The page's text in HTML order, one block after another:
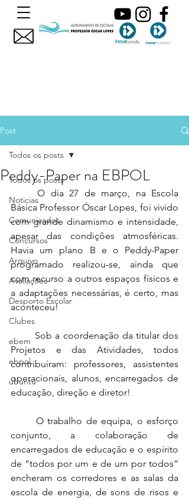
Post
Todos os posts
Noticias
Comunicados
Concursos
Arquivo
Avaliações
Desporto Escolar
Clubes
ebem
ebpol
ubuntu
Todos os posts
Peddy-Paper na EBPOL
	O dia 27 de março, na Escola
Básica Professor Óscar Lopes, foi vivido
com grande dinamismo e intensidade,
apesar das condições atmosféricas.
Havia um plano B e o Peddy-Paper
programado realizou-se, ainda que
com recurso a outros espaços físicos e
a adaptações necessárias, é certo, mas
aconteceu!
	Sob a coordenação da titular dos
Projetos e das Atividades, todos
contribuíram: professores, assistentes
operacionais, alunos, encarregados de
educação, direção e diretor!
conjunto, a colaboração de
encarregados de educação e o espírito
de “todos por um e de um por todos”
encheram os corredores e as salas da
escola de energia, de sons de risos e